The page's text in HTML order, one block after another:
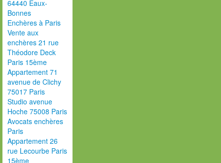
64440 Eaux-
Bonnes
Enchères à Paris
Vente aux
enchères 21 rue
Théodore Deck
Paris 15ème
Appartement 71
avenue de Clichy
75017 Paris
Studio avenue
Hoche 75008 Paris
Avocats enchères
Paris
Appartement 26
rue Lecourbe Paris
15ème